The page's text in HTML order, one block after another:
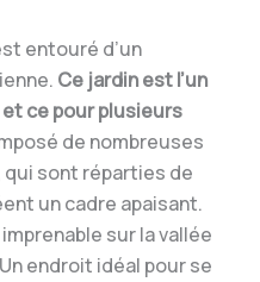
entouré d’un
Ce jardin est l’un
ce pour plusieurs
de nombreuses
sont réparties de
un cadre apaisant.
sur la vallée
endroit idéal pour se